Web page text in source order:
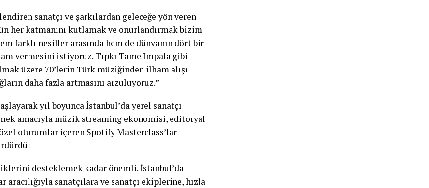
sanatçı ve şarkılardan geleceğe yön veren
her katmanını kutlamak ve onurlandırmak bizim
farklı nesiller arasında hem de dünyanın dört bir
vermesini istiyoruz. Tıpkı Tame Impala gibi
üzere 70’lerin Türk müziğinden ilham alışı
daha fazla artmasını arzuluyoruz.”
yıl boyunca İstanbul’da yerel sanatçı
amacıyla müzik streaming ekonomisi, editoryal
oturumlar içeren Spotify Masterclass’lar
desteklemek kadar önemli. İstanbul’da
sanatçılara ve sanatçı ekiplerine, hızla